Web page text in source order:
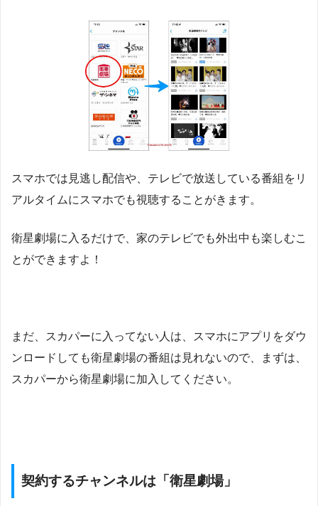
スマホでは見逃し配信や、テレビで放送している番組をリ
アルタイムにスマホでも視聴することがきます。
衛星劇場に入るだけで、家のテレビでも外出中も楽しむこ
とができますよ！
まだ、スカパーに入ってない人は、スマホにアプリをダウ
ンロードしても衛星劇場の番組は見れないので、まずは、
スカパーから衛星劇場に加入してください。
契約するチャンネルは「衛星劇場」